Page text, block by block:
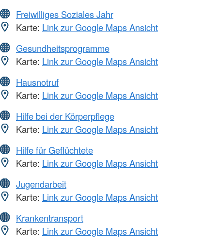
Freiwilliges Soziales Jahr
Karte: Link zur Google Maps Ansicht
Gesundheitsprogramme
Karte: Link zur Google Maps Ansicht
Hausnotruf
Karte: Link zur Google Maps Ansicht
Hilfe bei der Körperpflege
Karte: Link zur Google Maps Ansicht
Hilfe für Geflüchtete
Karte: Link zur Google Maps Ansicht
Jugendarbeit
Karte: Link zur Google Maps Ansicht
Krankentransport
Karte: Link zur Google Maps Ansicht